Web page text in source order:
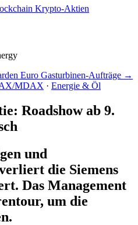
Krypto-Aktien
Euro Gasturbinen-Aufträge →
MDAX · Energie & Öl
Roadshow ab 9.
und
die Siemens
Das Management
um die